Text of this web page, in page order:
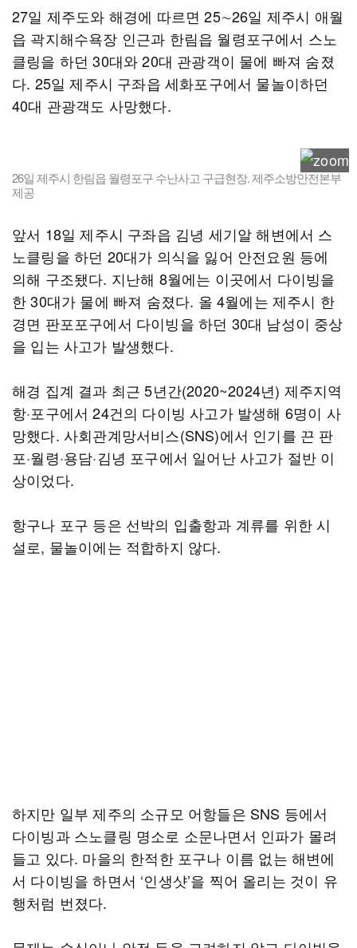
27일 제주도와 해경에 따르면 25∼26일 제주시 애월
읍 곽지해수욕장 인근과 한림읍 월령포구에서 스노
클링을 하던 30대와 20대 관광객이 물에 빠져 숨졌
다. 25일 제주시 구좌읍 세화포구에서 물놀이하던
40대 관광객도 사망했다.
26일 제주시 한림읍 월령포구 수난사고 구급현장. 제주소방안전본부
제공
앞서 18일 제주시 구좌읍 김녕 세기알 해변에서 스
노클링을 하던 20대가 의식을 잃어 안전요원 등에
의해 구조됐다. 지난해 8월에는 이곳에서 다이빙을
한 30대가 물에 빠져 숨졌다. 올 4월에는 제주시 한
경면 판포포구에서 다이빙을 하던 30대 남성이 중상
을 입는 사고가 발생했다.
해경 집계 결과 최근 5년간(2020~2024년) 제주지역
항·포구에서 24건의 다이빙 사고가 발생해 6명이 사
망했다. 사회관계망서비스(SNS)에서 인기를 끈 판
포·월령·용담·김녕 포구에서 일어난 사고가 절반 이
상이었다.
항구나 포구 등은 선박의 입출항과 계류를 위한 시
설로, 물놀이에는 적합하지 않다.
하지만 일부 제주의 소규모 어항들은 SNS 등에서
다이빙과 스노클링 명소로 소문나면서 인파가 몰려
들고 있다. 마을의 한적한 포구나 이름 없는 해변에
서 다이빙을 하면서 ‘인생샷’을 찍어 올리는 것이 유
행처럼 번졌다.